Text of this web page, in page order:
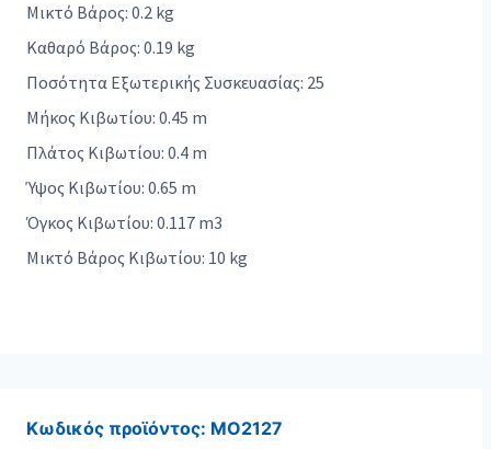
Μικτό Βάρος: 0.2 kg
Καθαρό Βάρος: 0.19 kg
Ποσότητα Εξωτερικής Συσκευασίας: 25
Μήκος Κιβωτίου: 0.45 m
Πλάτος Κιβωτίου: 0.4 m
Ύψος Κιβωτίου: 0.65 m
Όγκος Κιβωτίου: 0.117 m3
Μικτό Βάρος Κιβωτίου: 10 kg
Κωδικός προϊόντος: MO2127